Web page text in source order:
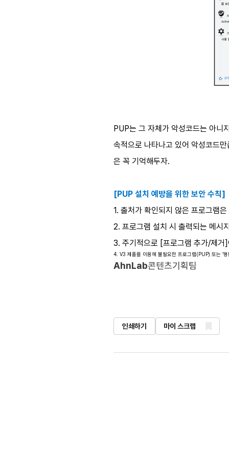
PUP는 그 자체가 악성코드는 아니
속적으로 나타나고 있어 악성코드
은 꼭 기억해두자.
[PUP 설치 예방을 위한 보안 수칙]
1. 출처가 확인되지 않은 프로그램
2. 프로그램 설치 시 출력되는 메시
3. 주기적으로 [프로그램 추가/제거
4. V3 제품을 이용해 불필요한 프로그램(PUP) 또는 ‘
AhnLab콘텐츠기획팀
인쇄하기 마이 스크랩